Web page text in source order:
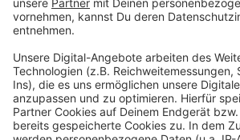
Junge Ideen im Leverkusener
Feuerwehr Leverkusen: Person aus
Anzeige